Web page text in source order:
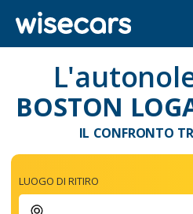
BOSTON
IL CONFRONTO
LUOGO DI RITIRO